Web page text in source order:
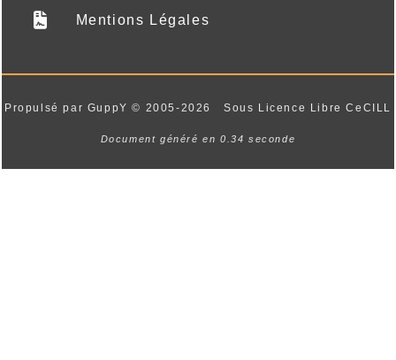
Mentions Légales
Propulsé par GuppY© 2005-2026 Sous Licence Libre CeCILL
Document généré en 0.34 seconde